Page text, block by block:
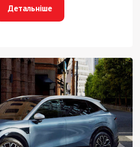
Детальніше